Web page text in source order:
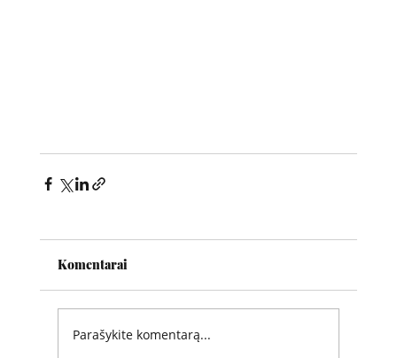
Komentarai
Parašykite komentarą...